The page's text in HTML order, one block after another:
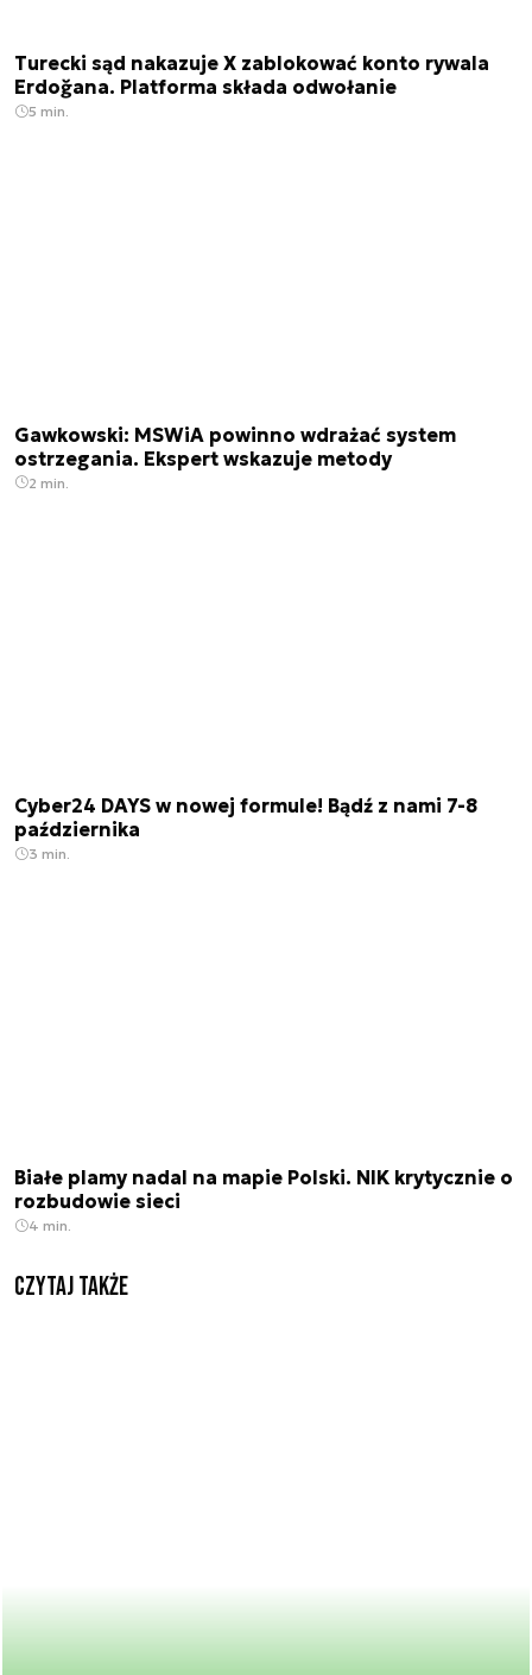
Turecki sąd nakazuje X zablokować konto rywala
Erdoğana. Platforma składa odwołanie
5 min.
Gawkowski: MSWiA powinno wdrażać system
ostrzegania. Ekspert wskazuje metody
2 min.
Cyber24 DAYS w nowej formule! Bądź z nami 7-8
października
3 min.
Białe plamy nadal na mapie Polski. NIK krytycznie o
rozbudowie sieci
4 min.
Czytaj także